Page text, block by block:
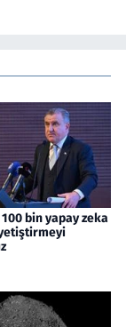
bin yapay zeka